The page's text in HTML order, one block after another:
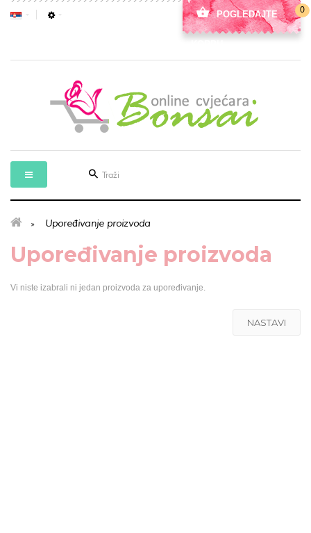
POGLEDAJTE 0
Upoređivanje proizvoda
Upoređivanje proizvoda
Vi niste izabrali ni jedan proizvoda za upoređivanje.
NASTAVI